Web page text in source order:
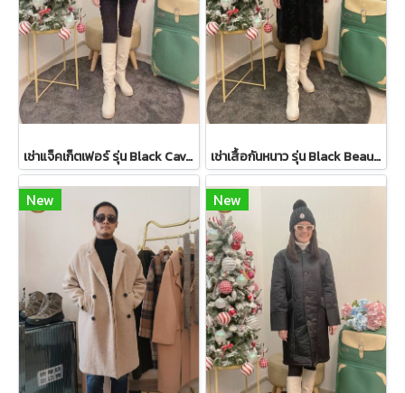
เช่าแจ็คเก็ตเฟอร์ รุ่น Black Cavernous Fur Jacket 2111GCF1779FABK1 เช่าเสื้อกันหนาว รุ่น Black Beauty Single Breasted Coat 2108GCL1544FABK1
New New